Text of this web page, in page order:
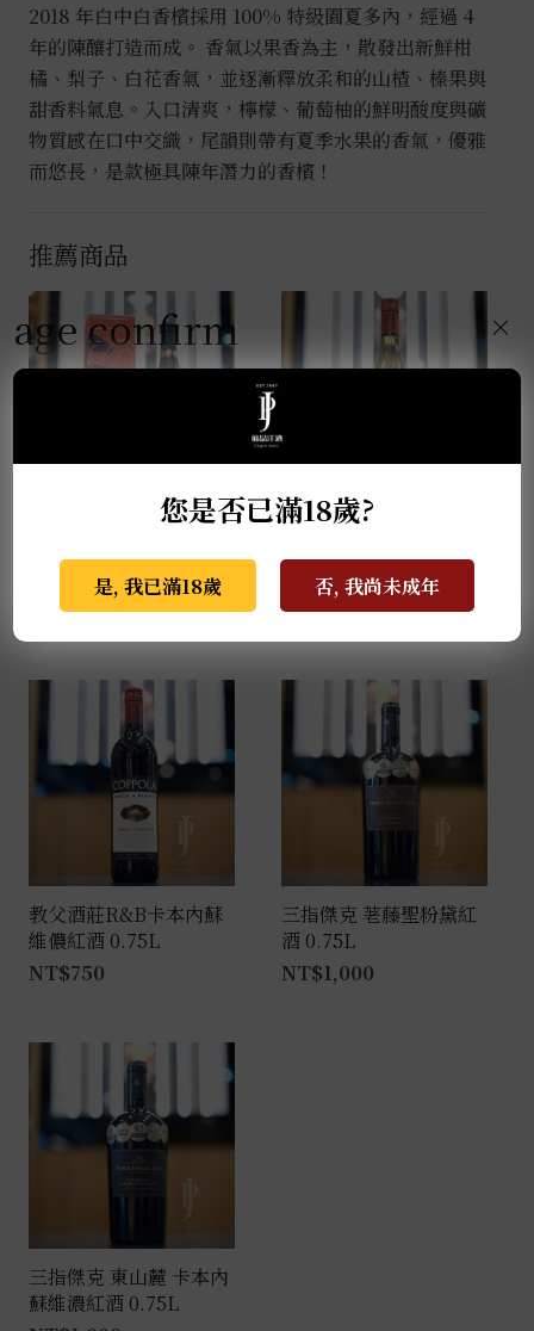
檳
0.75L
數
量
2018 年白中白香檳採用 100% 特級園夏多內，經過 4
年的陳釀打造而成。 香氣以果香為主，散發出新鮮柑
橘、梨子、白花香氣，並逐漸釋放柔和的山楂、榛果與
甜香料氣息。入口清爽，檸檬、葡萄柚的鮮明酸度與礦
物質感在口中交織，尾韻則帶有夏季水果的香氣，優雅
而悠長，是款極具陳年潛力的香檳！
推薦商品
瑪西酒廠 經典亞瑪諾紅
NT$2,650
教父酒莊R&B夏多內白
NT$750
教父酒莊R&B卡本內蘇
維儂紅酒 0.75L
NT$750
三指傑克 荖藤聖粉黛紅
酒 0.75L
NT$1,000
三指傑克 東山麓 卡本內
蘇維濃紅酒 0.75L
age confirm
您是否已滿18歲?
是, 我已滿18歲 否, 我尚未成年
×